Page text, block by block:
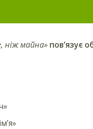
ніж майна» пов’язує